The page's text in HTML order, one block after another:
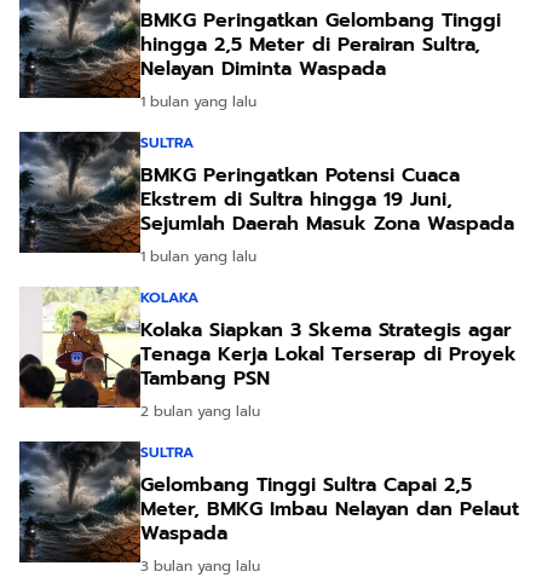
BMKG Peringatkan Gelombang Tinggi
hingga 2,5 Meter di Perairan Sultra,
Nelayan Diminta Waspada
1 bulan yang lalu
SULTRA
BMKG Peringatkan Potensi Cuaca
Ekstrem di Sultra hingga 19 Juni,
Sejumlah Daerah Masuk Zona Waspada
1 bulan yang lalu
KOLAKA
Kolaka Siapkan 3 Skema Strategis agar
Tenaga Kerja Lokal Terserap di Proyek
Tambang PSN
2 bulan yang lalu
SULTRA
Gelombang Tinggi Sultra Capai 2,5
Meter, BMKG Imbau Nelayan dan Pelaut
Waspada
3 bulan yang lalu